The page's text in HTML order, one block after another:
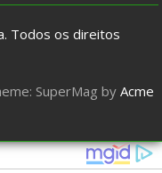
. Todos os direitos
SuperMag byAcme